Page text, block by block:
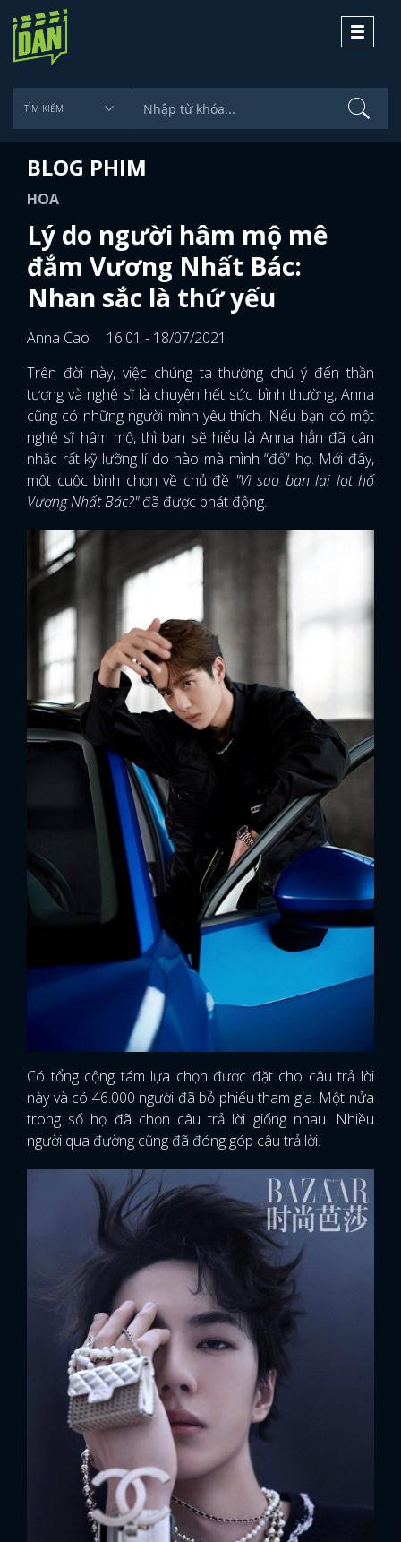
Toggle
BLOG PHIM
HOA
Lý do người hâm mộ mê
đắm Vương Nhất Bác:
Nhan sắc là thứ yếu
Anna Cao
16:01 - 18/07/2021
Trên đời này, việc chúng ta thường chú ý đến thần
tượng và nghệ sĩ là chuyện hết sức bình thường, Anna
cũng có những người mình yêu thích. Nếu bạn có một
nghệ sĩ hâm mộ, thì bạn sẽ hiểu là Anna hẳn đã cân
nhắc rất kỹ lưỡng lí do nào mà mình “đổ” họ. Mới đây,
một cuộc bình chọn về chủ đề "Vì sao bạn lại lọt hố
Vương Nhất Bác?"đã được phát động.
Có tổng cộng tám lựa chọn được đặt cho câu trả lời
này và có 46.000 người đã bỏ phiếu tham gia. Một nửa
trong số họ đã chọn câu trả lời giống nhau. Nhiều
người qua đường cũng đã đóng góp câu trả lời.